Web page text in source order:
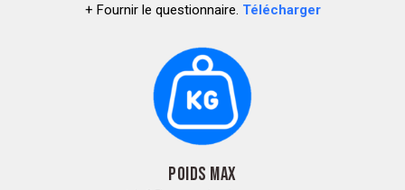
+ Fournir le questionnaire. Télécharger
POIDS MAX